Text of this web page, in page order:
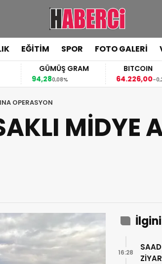
EĞİTİM SPOR FOTO GALERİ
GÜMÜŞ GRAM
94,280,08%
BITCOIN
64.226,00-0,26%
OPERASYON
MİDYE
16:28